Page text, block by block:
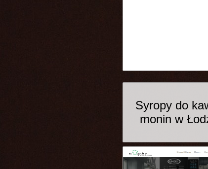
Syropy do
monin w